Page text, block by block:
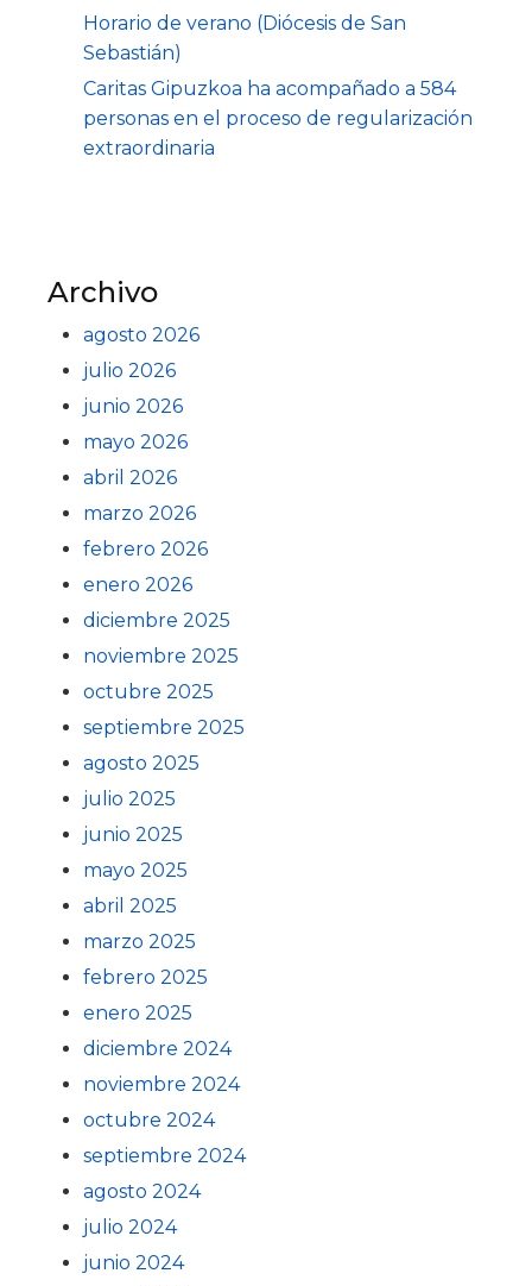
Horario de verano (Diócesis de San
Sebastián)
Caritas Gipuzkoa ha acompañado a 584
personas en el proceso de regularización
extraordinaria
Archivo
agosto 2026
julio 2026
junio 2026
mayo 2026
abril 2026
marzo 2026
febrero 2026
enero 2026
diciembre 2025
noviembre 2025
octubre 2025
septiembre 2025
agosto 2025
julio 2025
junio 2025
mayo 2025
abril 2025
marzo 2025
febrero 2025
enero 2025
diciembre 2024
noviembre 2024
octubre 2024
septiembre 2024
agosto 2024
julio 2024
junio 2024